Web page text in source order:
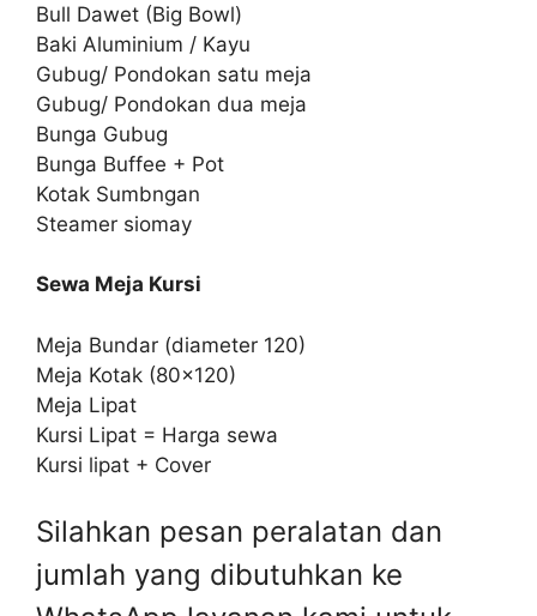
Bull Dawet (Big Bowl)
Baki Aluminium / Kayu
Gubug/ Pondokan satu meja
Gubug/ Pondokan dua meja
Bunga Gubug
Bunga Buffee + Pot
Kotak Sumbngan
Steamer siomay
Sewa Meja Kursi
Meja Bundar (diameter 120)
Meja Kotak (80×120)
Meja Lipat
Kursi Lipat = Harga sewa
Kursi lipat + Cover
Silahkan pesan peralatan dan
jumlah yang dibutuhkan ke